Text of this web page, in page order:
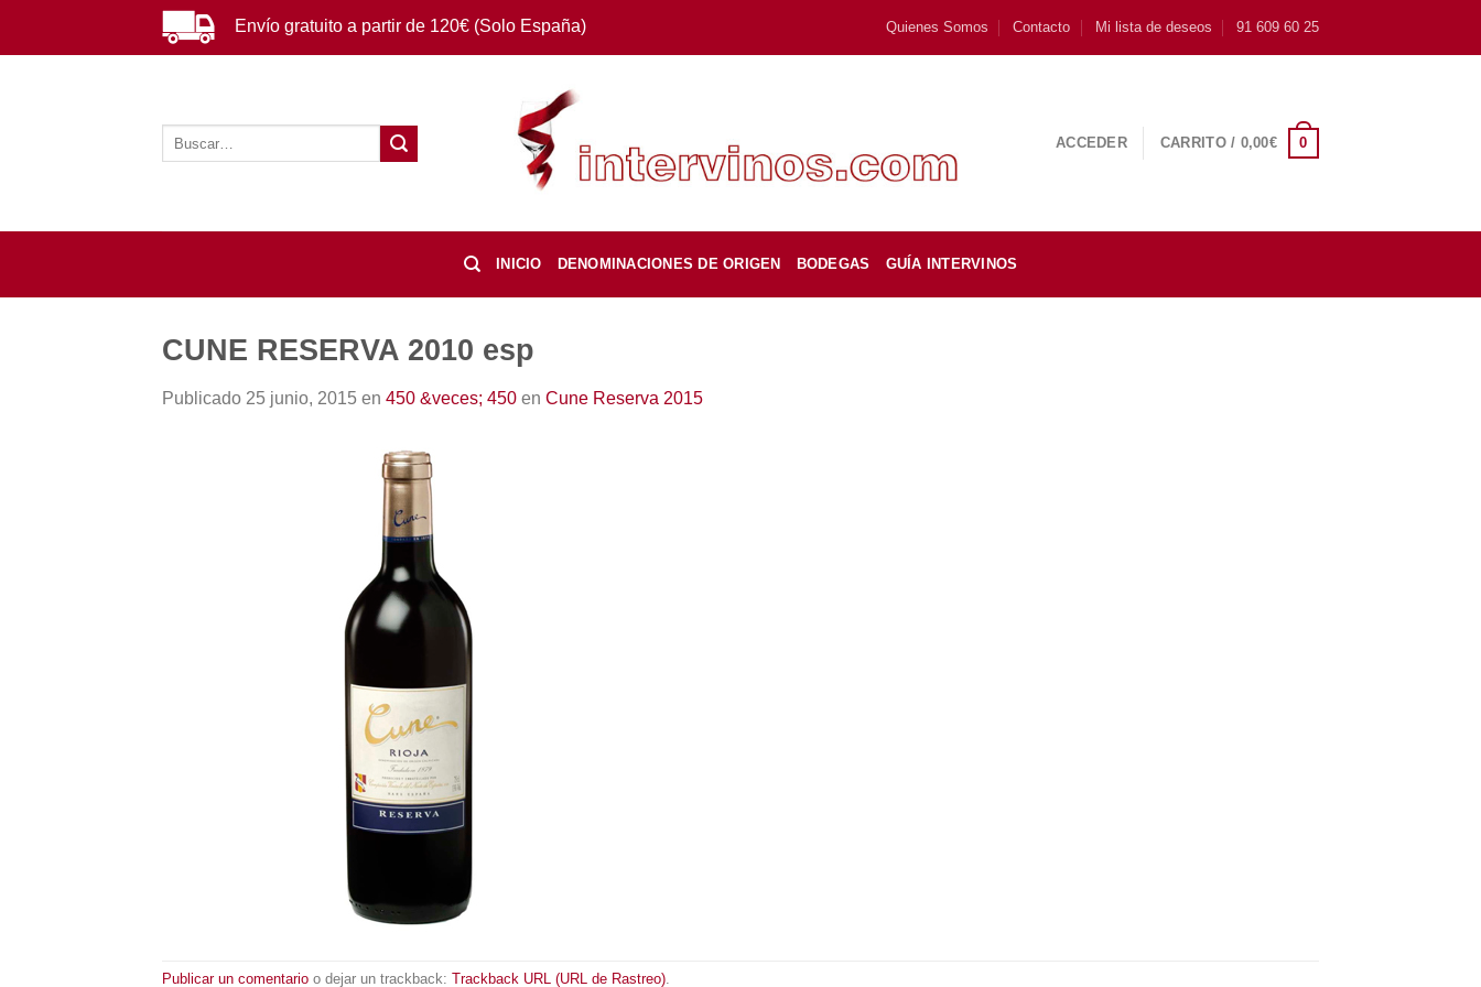
Envío gratuito a partir de 120€ (Solo España) Quienes Somos Contacto Mi lista de deseos 91 609 60 25
ACCEDER CARRITO / 0,00€ 0
INICIO DENOMINACIONES DE ORIGEN BODEGAS GUÍA INTERVINOS
CUNE RESERVA 2010 esp
Publicado 25 junio, 2015 en 450 &veces; 450 en Cune Reserva 2015
Publicar un comentario o dejar un trackback: Trackback URL (URL de Rastreo)